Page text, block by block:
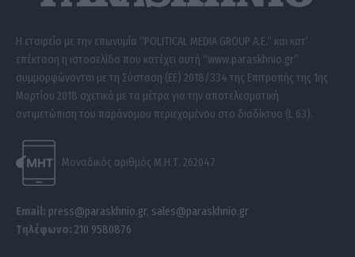
Η εταιρεία με την επωνυμία “POLITICAL MEDIA GROUP A.E.” και κατ’
επέκταση η ιστοσελίδα που κατέχει αυτή “www.paraskhnio.gr”
συμμορφώνονται με τη Σύσταση (ΕΕ) 2018/334 της Επιτροπής της 1ης
Μαρτίου 2018 σχετικά με τα μέτρα για την αποτελεσματική
αντιμετώπιση του παράνομου περιεχομένου στο διαδίκτυο (L 63).
Μοναδικός αριθμός Μ.Η.Τ. 262047
Email: press@paraskhnio.gr, sales@paraskhnio.gr
Τηλέφωνο: 210 9580876